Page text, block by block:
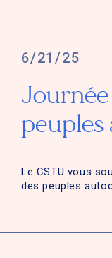
6/21/25
Le CSTU vous
des peuples